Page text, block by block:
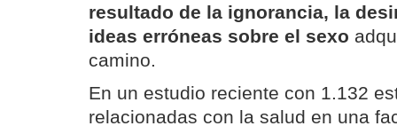
resultado de la ignorancia, la
ideas erróneas sobre el sexo
camino.
En un estudio reciente con 1.132
relacionadas con la salud en una